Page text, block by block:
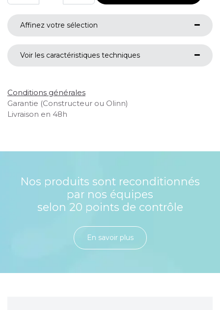
Affinez votre sélection
Voir les caractéristiques techniques
Conditions générales
Garantie (Constructeur ou Olinn)
Livraison en 48h
Nos produits sont reconditionnés
par nos équipes
selon 20 points de contrôle
En savoir plu​​​​​​​​​​​​​​​​s